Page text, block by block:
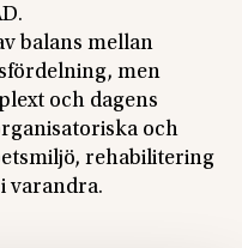
balans mellan
men
och dagens
och
rehabilitering
varandra.